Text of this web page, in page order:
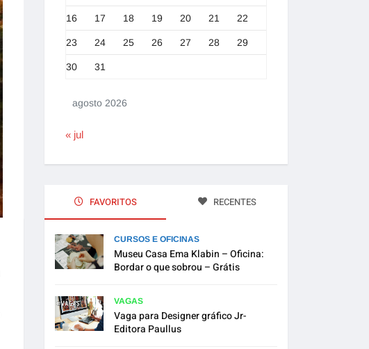
agosto 2026
16 17 18 19 20 21 22
23 24 25 26 27 28 29
30 31
« jul
FAVORITOS RECENTES
CURSOS E OFICINAS
Museu Casa Ema Klabin – Oficina:
Bordar o que sobrou – Grátis
VAGAS
Vaga para Designer gráfico Jr-
Editora Paullus